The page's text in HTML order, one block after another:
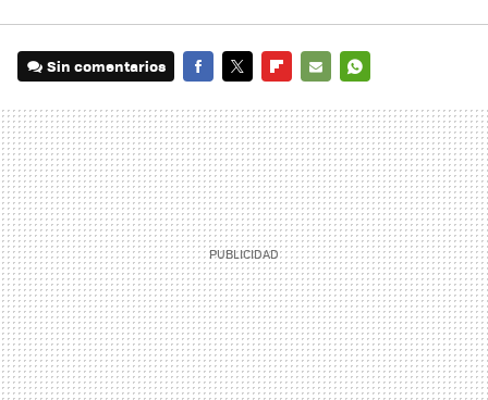
Sin comentarios
MAIL